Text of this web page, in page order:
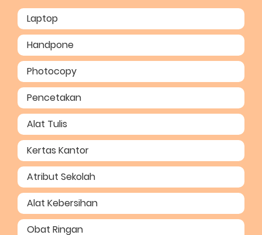
Laptop
Handpone
Photocopy
Pencetakan
Alat Tulis
Kertas Kantor
Atribut Sekolah
Alat Kebersihan
Obat Ringan